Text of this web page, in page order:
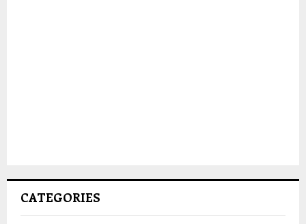
CATEGORIES